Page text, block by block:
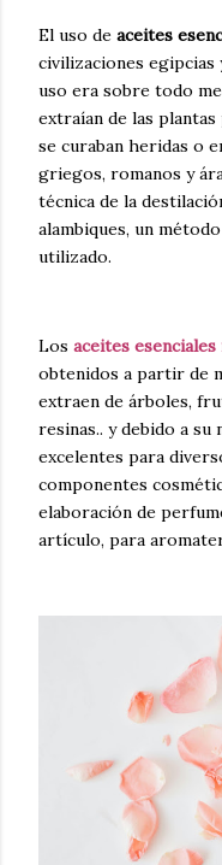
El uso de aceites
civilizaciones egipcias
uso era sobre todo
extraían de las
se curaban heridas o
griegos, romanos y
técnica de la
alambiques, un
utilizado.
Los aceites
obtenidos a partir de
extraen de árboles,
resinas.. y debido a
excelentes para
componentes
elaboración de
artículo, para